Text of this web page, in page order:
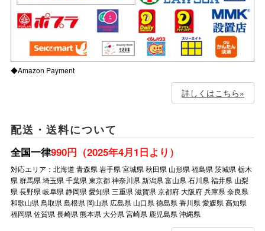
◆Amazon Payment
詳しくはこちら»
配送・送料について
全国一律990円（2025年4月1日より）
対応エリア：北海道 青森県 岩手県 宮城県 秋田県 山形県 福島県 茨城県 栃木
県 群馬県 埼玉県 千葉県 東京都 神奈川県 新潟県 富山県 石川県 福井県 山梨
県 長野県 岐阜県 静岡県 愛知県 三重県 滋賀県 京都府 大阪府 兵庫県 奈良県
和歌山県 鳥取県 島根県 岡山県 広島県 山口県 徳島県 香川県 愛媛県 高知県
福岡県 佐賀県 長崎県 熊本県 大分県 宮崎県 鹿児島県 沖縄県